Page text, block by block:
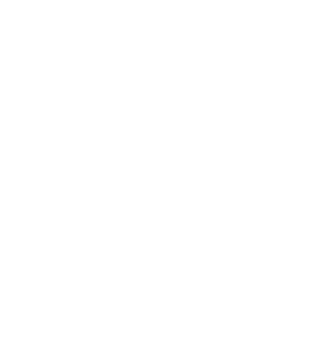
robótico em Portugal
da ULS do Algarve
consultas e cirurgias